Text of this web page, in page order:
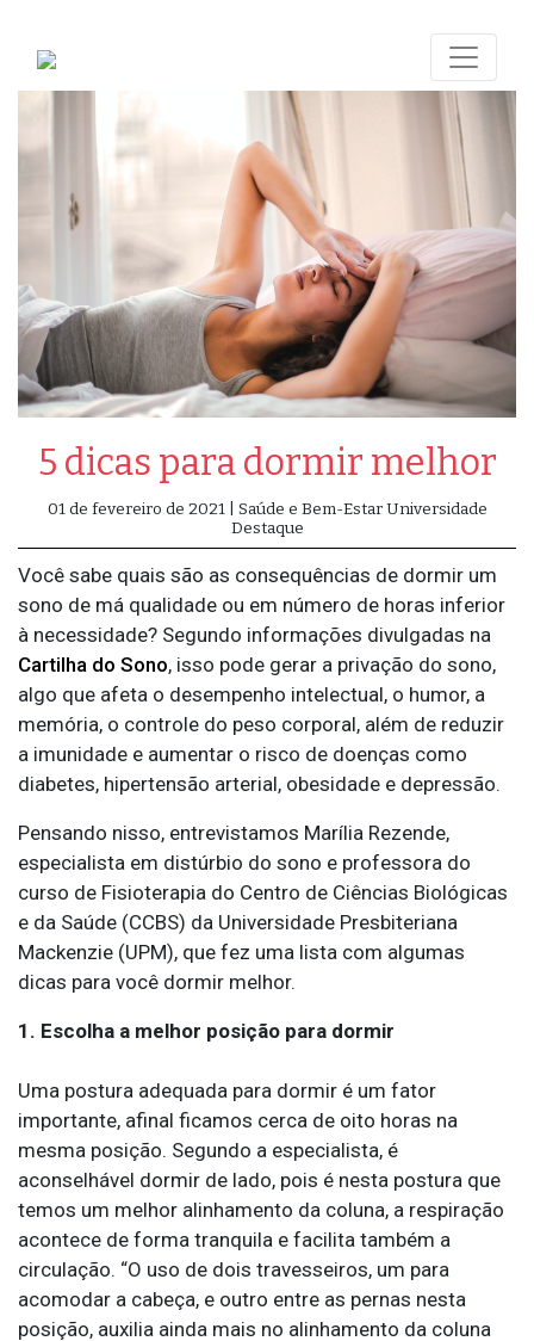
5 dicas para dormir melhor
01 de fevereiro de 2021 | Saúde e Bem-Estar Universidade
Destaque
Você sabe quais são as consequências de dormir um
sono de má qualidade ou em número de horas inferior
à necessidade? Segundo informações divulgadas na
Cartilha do Sono, isso pode gerar a privação do sono,
algo que afeta o desempenho intelectual, o humor, a
memória, o controle do peso corporal, além de reduzir
a imunidade e aumentar o risco de doenças como
diabetes, hipertensão arterial, obesidade e depressão.
Pensando nisso, entrevistamos Marília Rezende,
especialista em distúrbio do sono e professora do
curso de Fisioterapia do Centro de Ciências Biológicas
e da Saúde (CCBS) da Universidade Presbiteriana
Mackenzie (UPM), que fez uma lista com algumas
dicas para você dormir melhor.
1. Escolha a melhor posição para dormir
Uma postura adequada para dormir é um fator
importante, afinal ficamos cerca de oito horas na
mesma posição. Segundo a especialista, é
aconselhável dormir de lado, pois é nesta postura que
temos um melhor alinhamento da coluna, a respiração
acontece de forma tranquila e facilita também a
circulação. “O uso de dois travesseiros, um para
acomodar a cabeça, e outro entre as pernas nesta
posição, auxilia ainda mais no alinhamento da coluna